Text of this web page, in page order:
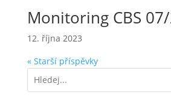
Monitoring CBS
12. října 2023
« Starší příspěvky